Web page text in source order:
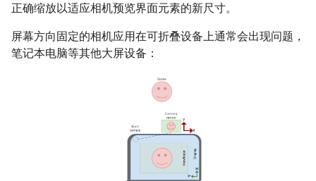
正确缩放以适应相机预览界面元素的新尺寸。
屏幕方向固定的相机应用在可折叠设备上通常会出现问题，
笔记本电脑等其他大屏设备：